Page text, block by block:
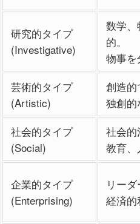
研究的タイプ
(Investigative)
数学
的。
物事を
芸術的タイプ
(Artistic)
創造的
独創的
社会的タイプ
(Social)
社会的
教育、
企業的タイプ
(Enterprising)
リー
経済的